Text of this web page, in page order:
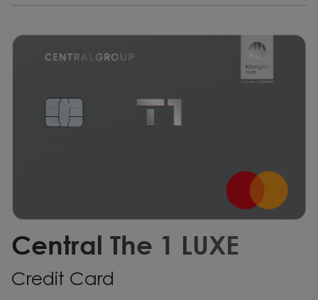
Central The 1 LUXE
Credit Card